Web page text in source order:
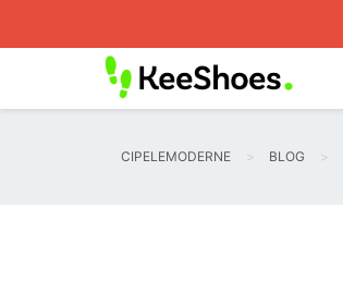
CIPELEMODERNE BLOG